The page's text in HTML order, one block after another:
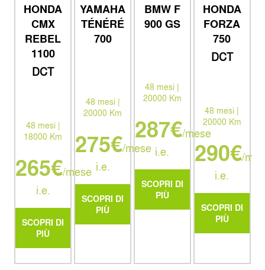
HONDA
CMX
REBEL
1100
DCT
48 mesi |
18000 Km
265€/mese
i.e.
SCOPRI DI
PIÙ
YAMAHA
TÉNÉRÉ
700
48 mesi |
20000 Km
275€/mese
i.e.
SCOPRI DI
PIÙ
BMW F
900 GS
48 mesi |
20000 Km
287€/mese
i.e.
SCOPRI DI
PIÙ
HONDA
FORZA
750
DCT
48 mesi |
20000 Km
290€/
i.e.
SCOPRI DI
PIÙ